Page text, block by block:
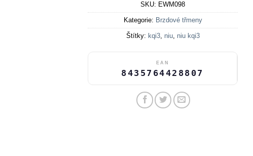
SKU: EWM098
Kategorie: Brzdové třmeny
Štítky: kqi3, niu, niu kqi3
EAN
8435764428807